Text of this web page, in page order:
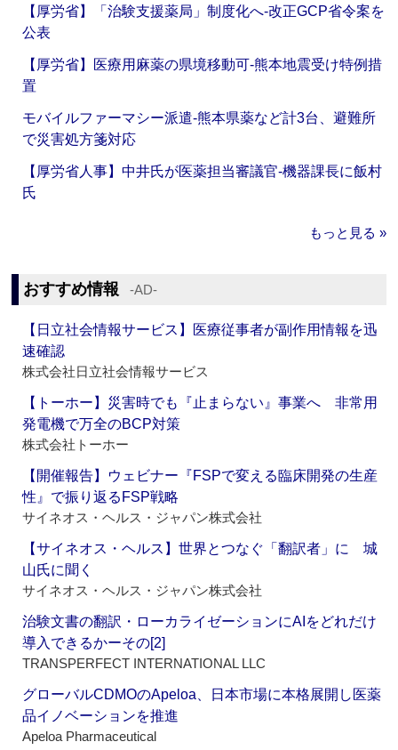
【厚労省】「治験支援薬局」制度化へ‐改正GCP省令案を
公表
【厚労省】医療用麻薬の県境移動可‐熊本地震受け特例措
置
モバイルファーマシー派遣‐熊本県薬など計3台、避難所
で災害処方箋対応
【厚労省人事】中井氏が医薬担当審議官‐機器課長に飯村
氏
もっと見る »
おすすめ情報 ‐AD‐
【日立社会情報サービス】医療従事者が副作用情報を迅
速確認
株式会社日立社会情報サービス
【トーホー】災害時でも『止まらない』事業へ 非常用
発電機で万全のBCP対策
株式会社トーホー
【開催報告】ウェビナー『FSPで変える臨床開発の生産
性』で振り返るFSP戦略
サイネオス・ヘルス・ジャパン株式会社
【サイネオス・ヘルス】世界とつなぐ「翻訳者」に 城
山氏に聞く
サイネオス・ヘルス・ジャパン株式会社
治験文書の翻訳・ローカライゼーションにAIをどれだけ
導入できるかーその[2]
TRANSPERFECT INTERNATIONAL LLC
グローバルCDMOのApeloa、日本市場に本格展開し医薬
品イノベーションを推進
Apeloa Pharmaceutical